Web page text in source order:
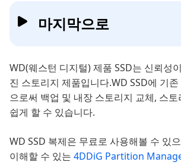
마지막으로
WD(웨스턴 디지털) 제품 SSD는 신뢰성
진 스토리지 제품입니다.WD SSD에 기
으로써 백업 및 내장 스토리지 교체, 스
쉽게 할 수 있습니다.
WD SSD 복제은 무료로 사용해볼 수 있
이해할 수 있는 4DDiG Partition